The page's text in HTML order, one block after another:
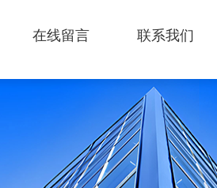
在线留言 联系我们